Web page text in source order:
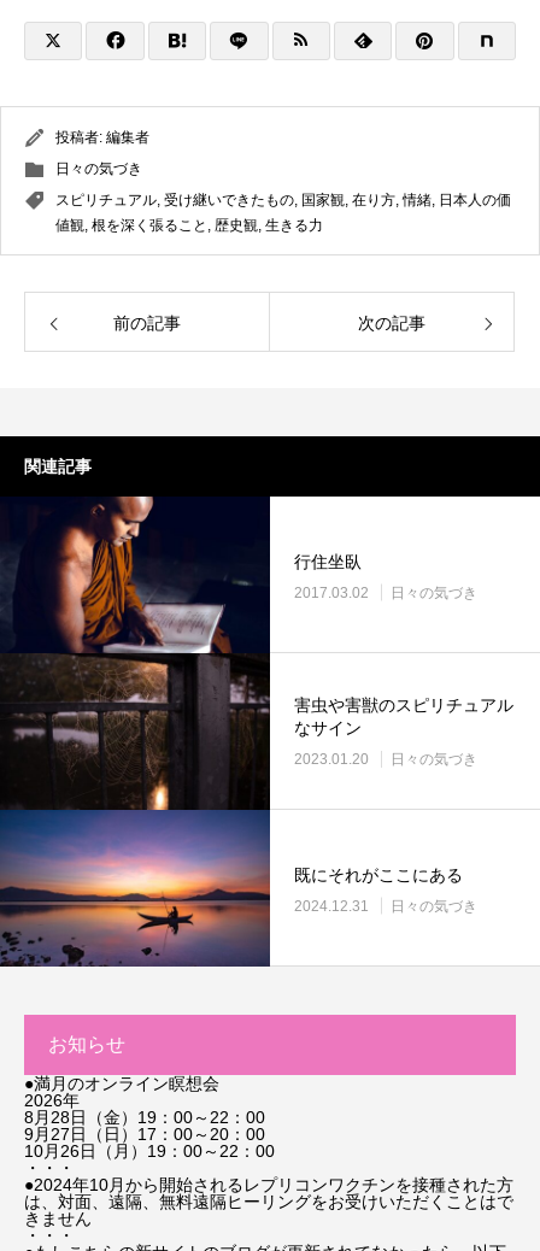
投稿者: 編集者
日々の気づき
スピリチュアル, 受け継いできたもの, 国家観, 在り方,情緒, 日本人の価
値観, 根を深く張ること , 歴史観, 生きる力
前の記事 次の記事
関連記事
行住坐臥
2017.03.02 日々の気づき
害虫や害獣のスピリチュアル
なサイン
2023.01.20 日々の気づき
既にそれがここにある
2024.12.31 日々の気づき
お知らせ
●満月のオンライン瞑想会
2026年
8月28日（金）19：00～22：00
9月27日（日）17：00～20：00
10月26日（月）19：00～22：00
・・・
●2024年10月から開始されるレプリコンワクチンを接種された方
は、対面、遠隔、無料遠隔ヒーリングをお受けいただくことはで
きません
・・・